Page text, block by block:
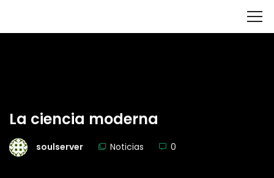
La ciencia moderna
soulserver Noticias 0